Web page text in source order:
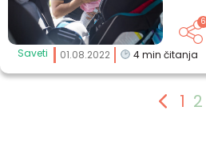
Saveti 01.08.2022 4min čitanja
6
1 2